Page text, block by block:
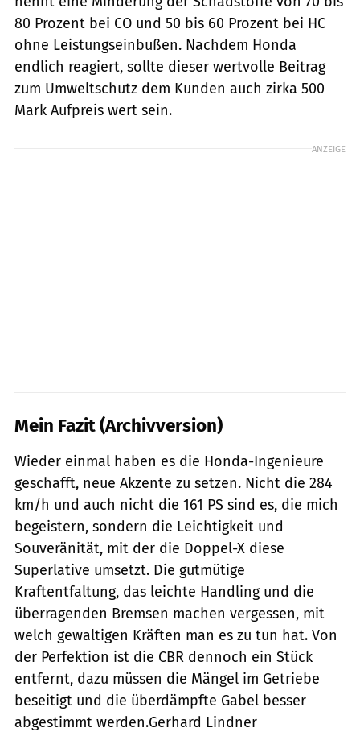
80 Prozent bei CO und 50 bis 60 Prozent bei HC
ohne Leistungseinbußen. Nachdem Honda
endlich reagiert, sollte dieser wertvolle Beitrag
zum Umweltschutz dem Kunden auch zirka 500
Mark Aufpreis wert sein.
ANZEIGE
Mein Fazit (Archivversion)
Wieder einmal haben es die Honda-Ingenieure
geschafft, neue Akzente zu setzen. Nicht die 284
km/h und auch nicht die 161 PS sind es, die mich
begeistern, sondern die Leichtigkeit und
Souveränität, mit der die Doppel-X diese
Superlative umsetzt. Die gutmütige
Kraftentfaltung, das leichte Handling und die
überragenden Bremsen machen vergessen, mit
welch gewaltigen Kräften man es zu tun hat. Von
der Perfektion ist die CBR dennoch ein Stück
entfernt, dazu müssen die Mängel im Getriebe
beseitigt und die überdämpfte Gabel besser
abgestimmt werden.Gerhard Lindner